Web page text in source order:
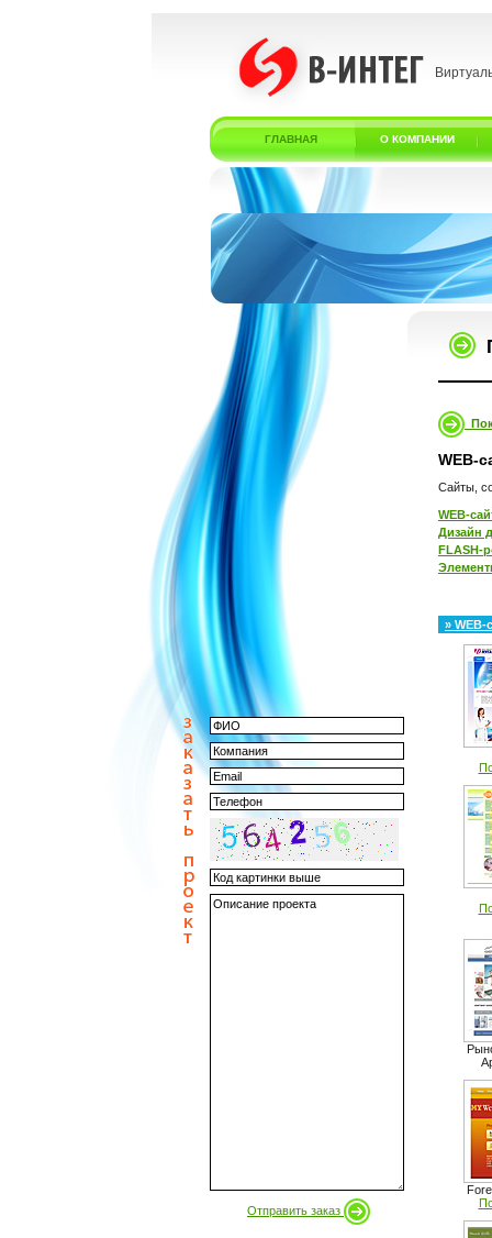
ГЛАВНАЯ О КОМПАНИИ
Отправить заказ
WEB-
Сайты,
WEB-
Дизайн
FLASH-
» WEB-